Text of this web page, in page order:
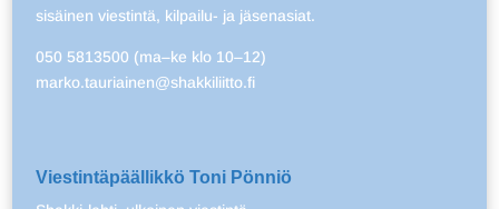
sisäinen viestintä, kilpailu- ja jäsenasiat.
050 5813500 (ma–ke klo 10–12)
marko.tauriainen@shakkiliitto.fi
Viestintäpäällikkö Toni Pönniö